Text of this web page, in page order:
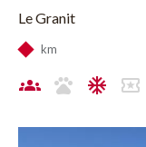
Le Granit
km